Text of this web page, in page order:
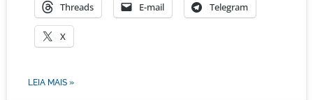
Threads E-mail Telegram
X
LEIA MAIS »